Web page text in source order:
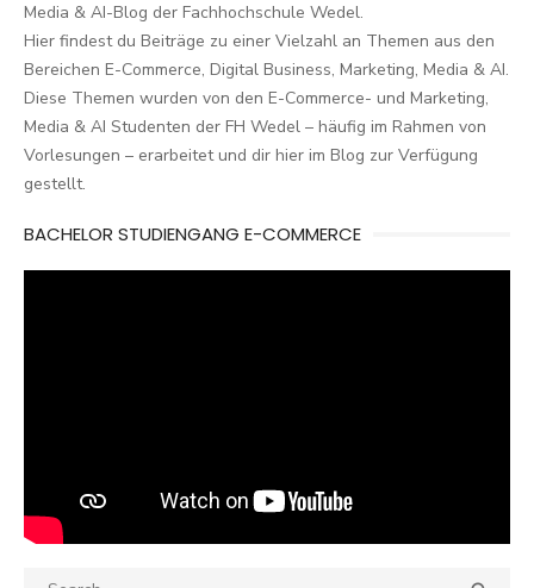
Media & AI-Blog der Fachhochschule Wedel.
Hier findest du Beiträge zu einer Vielzahl an Themen aus den
Bereichen E-Commerce, Digital Business, Marketing, Media & AI.
Diese Themen wurden von den E-Commerce- und Marketing,
Media & AI Studenten der FH Wedel – häufig im Rahmen von
Vorlesungen – erarbeitet und dir hier im Blog zur Verfügung
gestellt.
BACHELOR STUDIENGANG E-COMMERCE
Search